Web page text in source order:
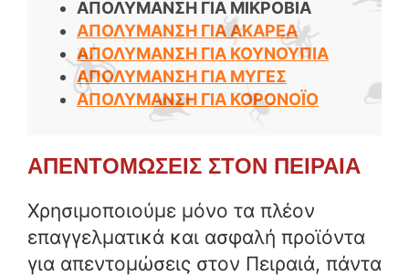
ΑΠΟΛΥΜΑΝΣΗ ΓΙΑ ΜΙΚΡΟΒΙΑ
ΑΠΟΛΥΜΑΝΣΗ ΓΙΑ ΑΚΑΡΕΑ
ΑΠΟΛΥΜΑΝΣΗ ΓΙΑ ΚΟΥΝΟΥΠΙΑ
ΑΠΟΛΥΜΑΝΣΗ ΓΙΑ ΜΥΓΕΣ
ΑΠΟΛΥΜΑΝΣΗ ΓΙΑ ΚΟΡΟΝΟΪΟ
ΑΠΕΝΤΟΜΩΣΕΙΣ ΣΤΟΝ ΠΕΙΡΑΙΑ
Χρησιμοποιούμε μόνο τα πλέον
επαγγελματικά και ασφαλή προϊόντα
για απεντομώσεις στον Πειραιά, πάντα